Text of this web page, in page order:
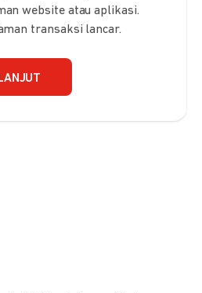
website atau aplikasi.
transaksi lancar.